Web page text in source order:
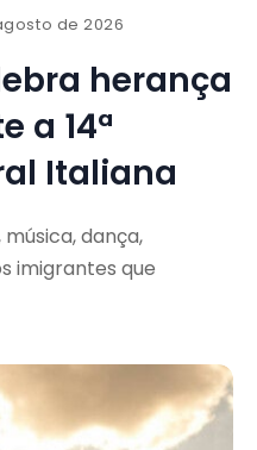
de 2026
herança
a 14ª
Italiana
dança,
imigrantes que